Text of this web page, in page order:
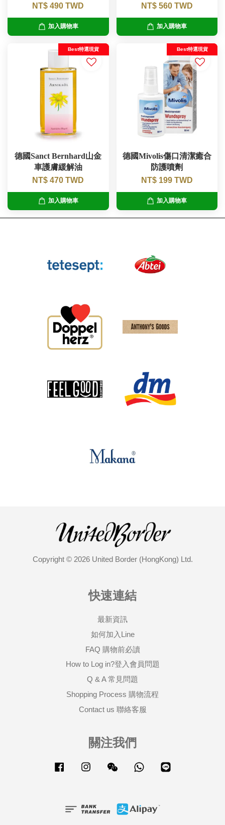
NT$ 490 TWD
加入購物車
NT$ 560 TWD
加入購物車
Best特選現貨
德國Sanct Bernhard山金
車護膚緩解油
NT$ 470 TWD
加入購物車
Best特選現貨
德國Mivolis傷口清潔癒合
防護噴劑
NT$ 199 TWD
加入購物車
Copyright © 2026 United Border (HongKong) Ltd.
快速連結
最新資訊
如何加入Line
FAQ 購物前必讀
How to Log in?登入會員問題
Q & A 常見問題
Shopping Process 購物流程
Contact us 聯絡客服
關注我們
Facebook Instagram Wechat Whatsapp